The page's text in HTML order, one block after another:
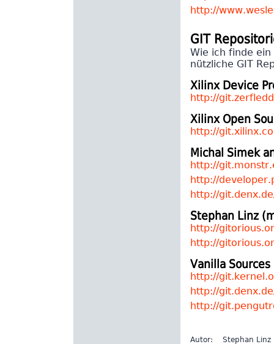
http://
GIT
Wie ich finde
nützliche GIT
Xilinx Device
http://
Xilinx Open
http://
Michal Simek
http://
http://
http://
Stephan Linz
http://
http://
Vanilla Sources
http://
http://
http://
Autor: Stephan Linz